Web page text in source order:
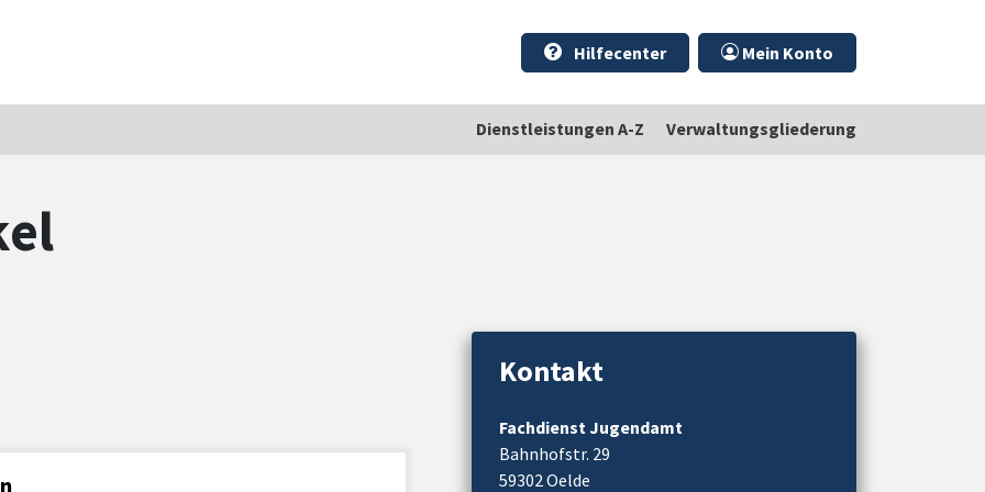
Hilfecenter
Mein Konto
Dienstleistungen A-Z Verwaltungsgliederung
Kontakt
Fachdienst Jugendamt
Bahnhofstr. 29
59302 Oelde